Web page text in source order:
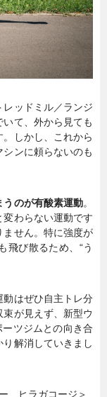
ッドミル／ランジ
て、外から見ても
。しかし、これから
ンに頼らないのも
うのが有酸素運動。
変わらない運動です
ません。特に強度が
飛び散るため、“う
はぜひ自主トレ分
が見えず、新型ウ
ーツジムとの向き合
解消していきまし
ヒラガコージ＞